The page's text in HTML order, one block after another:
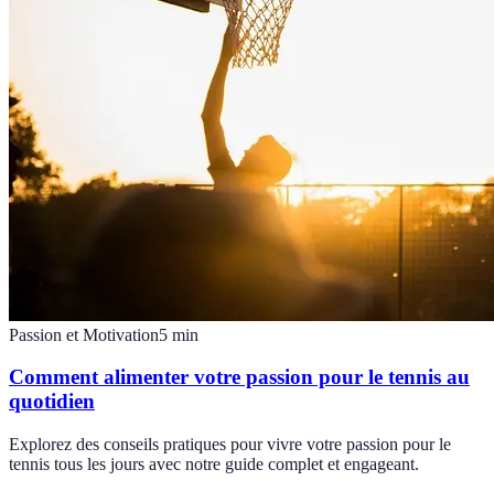
Passion et Motivation5 min
Comment alimenter votre passion pour le tennis au
quotidien
Explorez des conseils pratiques pour vivre votre passion pour le
tennis tous les jours avec notre guide complet et engageant.